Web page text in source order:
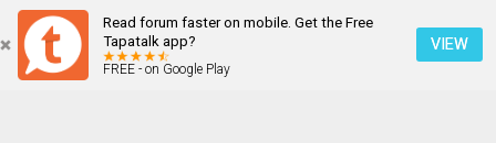
Read forum faster on mobile. Get the Free
Tapatalk app?
FREE - on Google Play
VIEW
Klappern